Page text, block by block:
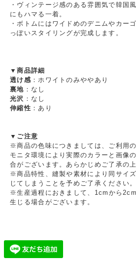
・ヴィンテージ感のある雰囲気で韓国
にもハマる一着。
・ボトムにはワイドめのデニムやカー
っぽいスタイリングが完成します。
▼商品詳細
透け感 ：ホワイトのみややあり
裏地 ：なし
光沢 ：なし
伸縮性 ：あり
▼ご注意
※商品の色味につきましては、ご利用
モニタ環境により実際のカラーと画像
合がございます。あらかじめご了承の
※商品特性、縫製や素材により同サイ
じてしまうことを予めご了承ください。
※生産過程におきまして、1cmから
生じる場合がございます。